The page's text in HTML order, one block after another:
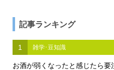
記事ランキング
1 雑学･豆知識
お酒が弱くなったと感じたら